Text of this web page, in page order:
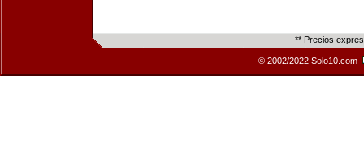
** Precios
© 2002/2022 Solo10.com